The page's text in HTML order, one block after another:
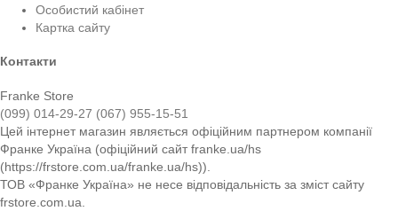
Особистий кабінет
Картка сайту
Контакти
Franke Store
(099) 014-29-27 (067) 955-15-51
Цей інтернет магазин являється офіційним партнером компанії
Франке Україна (офіційний сайт franke.ua/hs
(https://frstore.com.ua/franke.ua/hs)).
ТОВ «Франке Україна» не несе відповідальність за зміст сайту
frstore.com.ua.